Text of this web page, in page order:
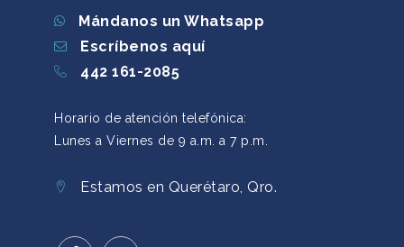
Mándanos un Whatsapp
Escríbenos aquí
442 161-2085
Horario de atención telefónica:
Lunes a Viernes de 9 a.m. a 7 p.m.
Estamos en Querétaro, Qro.